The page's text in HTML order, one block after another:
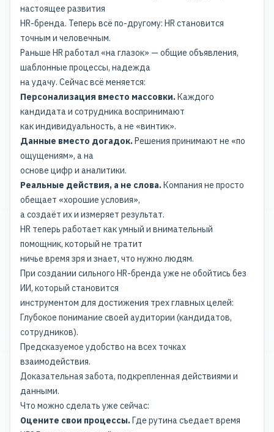
настоящее развития
HR-бренда. Теперь всё по-другому: HR становится
точным и человечным.
Раньше HR работал «на глазок» — общие объявления,
шаблонные процессы, надежда
на удачу. Сейчас всё меняется:
Персонализация вместо массовки.Каждого
кандидата и сотрудника воспринимают
как индивидуальность, а не «винтик».
Данные вместо догадок.Решения принимают не «по
ощущениям», а на
основе цифр и аналитики.
Реальные действия, а не слова.Компания не просто
обещает «хорошие условия»,
а создаёт их и измеряет результат.
HR теперь работает как умный и внимательный
помощник, который не тратит
ничье время зря и знает, что нужно людям.
При создании сильного HR-бренда уже не обойтись без
ИИ, который становится
инструментом для достижения трех главных целей:
Глубокое понимание своей аудитории (кандидатов,
сотрудников).
Предсказуемое удобство на всех точках
взаимодействия.
Доказательная забота, подкрепленная действиями и
данными.
Что можно сделать уже сейчас:
Оцените свои процессы.Где рутина съедает время